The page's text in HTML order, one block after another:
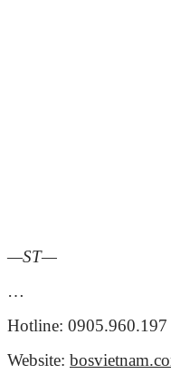
—ST—
…
Hotline:
Website: